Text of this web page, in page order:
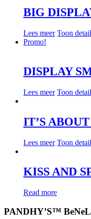
BIG
Lees meer Toon
Promo!
DISPLAY
Lees meer Toon
IT’S
Lees meer Toon
KISS AND
Read more
PANDHY’S™